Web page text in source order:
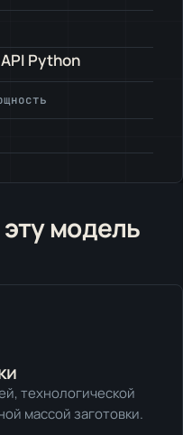
Python
модель
технологической
массой заготовки.